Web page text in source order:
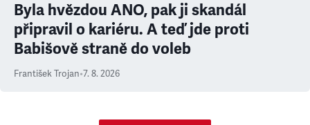
Byla hvězdou ANO, pak ji skandál
připravil o kariéru. A teď jde proti
Babišově straně do voleb
František Trojan•7. 8. 2026